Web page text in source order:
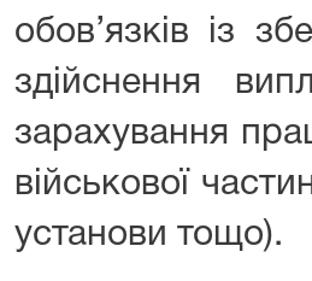
обов’язків із
здійснення
зарахування
військової
установи тощо).